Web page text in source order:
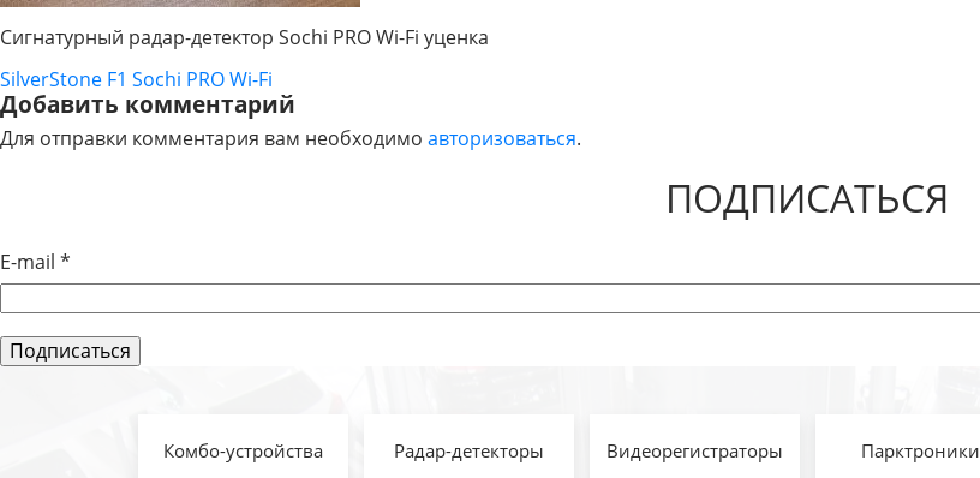
Сигнатурный радар-детектор Sochi PRO Wi-Fi уценка
НАВИГАЦИЯ
ПО
SilverStone F1 Sochi PRO Wi-Fi
Добавить комментарий
Для отправки комментария вам необходимо авторизоваться.
ПОДПИСАТЬСЯ
E-mail *
Комбо-устройства Радар-детекторы Видеорегистраторы Парктроники